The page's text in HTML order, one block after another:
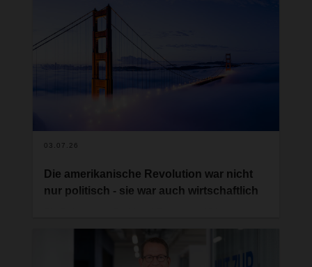
ambitionierte Nachhaltigkeitsziele gesetzt. Vor
diesem Hintergrund verfolgt der global agierende
Logistikdienstleister DACHSER, der mit seiner
Branchenlösung DACHSER DIY Logistics täglich
Fachmärkte und Endkunden in Europa beliefert,
03.07.26
Die amerikanische Revolution war nicht
nur politisch - sie war auch wirtschaftlich
Jahrestag der amerikanischen
Unabhängigkeitserklärung.